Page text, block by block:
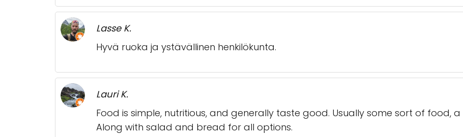
Lasse K.
Hyvä ruoka ja ystävällinen henkilökunta.
Lauri K.
Food is simple, nutritious, and generally taste good. Usually some sort of food,
Along with salad and bread for all options.